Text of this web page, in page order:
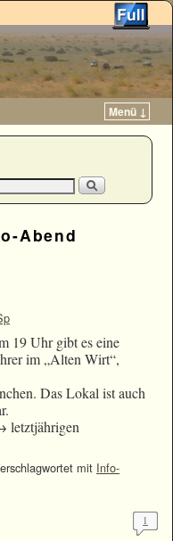
Menü ↓
Abend
19 Uhr gibt es eine
im „Alten Wirt“,
Das Lokal ist auch
letztjährigen
mit Info-
1